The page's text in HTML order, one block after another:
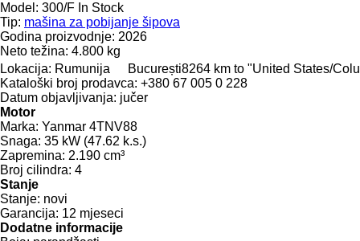
Model: 300/F In Stock
Tip: mašina za pobijanje šipova
Godina proizvodnje: 2026
Neto težina: 4.800 kg
Lokacija: Rumunija București8264 km to "United States/
Kataloški broj prodavca: +380 67 005 0 228
Datum objavljivanja: jučer
Motor
Marka: Yanmar 4TNV88
Snaga: 35 kW (47.62 k.s.)
Zapremina: 2.190 cm³
Broj cilindra: 4
Stanje
Stanje: novi
Garancija: 12 mjeseci
Dodatne informacije